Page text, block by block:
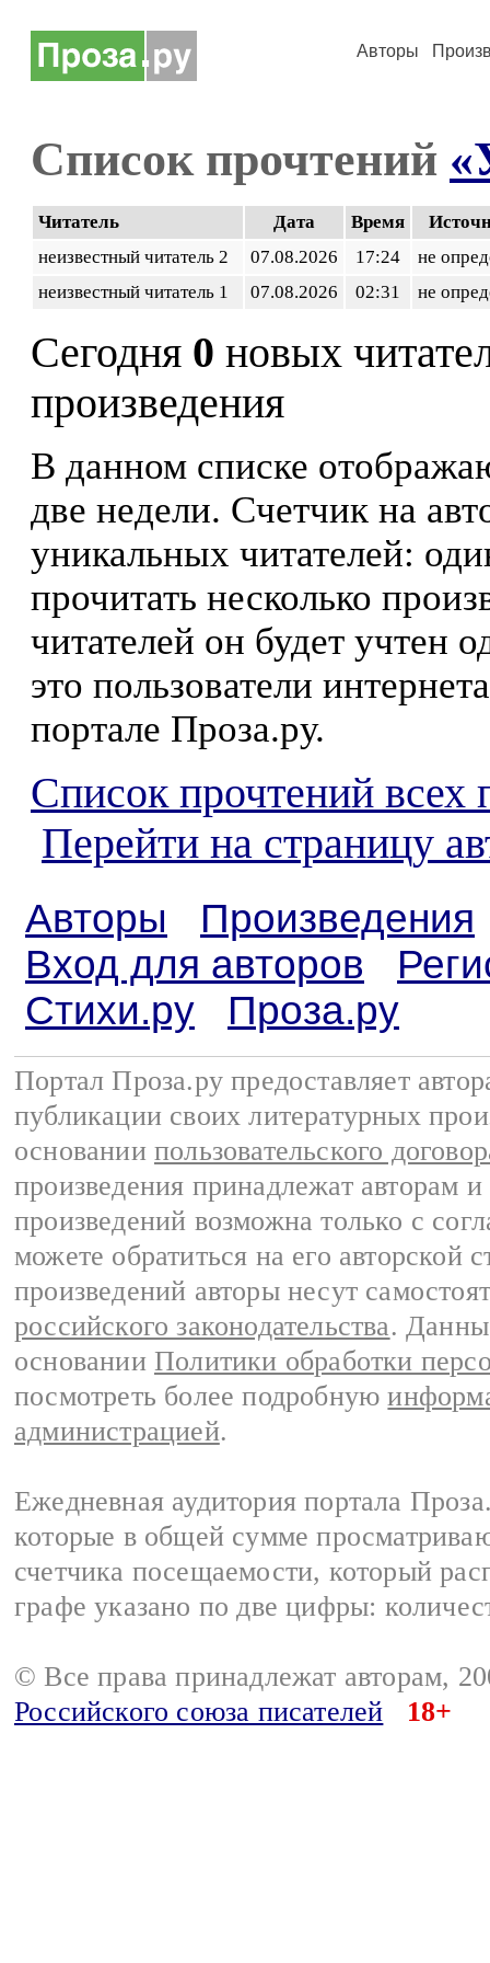
Авторы
Список прочтений
Читатель Дата Время
неизвестный читатель 2
07.08.2026 17:24
не
неизвестный читатель 1
07.08.2026 02:31 не
Сегодня 0 новых
произведения
В данном списке
две недели. Счетчик на
уникальных читателей:
прочитать несколько
читателей он будет учтен
это пользователи
портале Проза.ру.
Список прочтений всех
Перейти на страницу
Авторы
Произведения
Вход для авторов
Стихи.ру
Проза.ру
Портал Проза.ру предоставляет
публикации своих литературных
основании пользовательского
произведения принадлежат авторам
произведений возможна только с
можете обратиться на его авторской
произведений авторы несут
российского законодательства.
основании Политики обработки
посмотреть более подробную
администрацией.
Ежедневная аудитория портала
которые в общей сумме
счетчика посещаемости, который
графе указано по две цифры:
© Все права принадлежат авторам,
Российского союза писателей
18+